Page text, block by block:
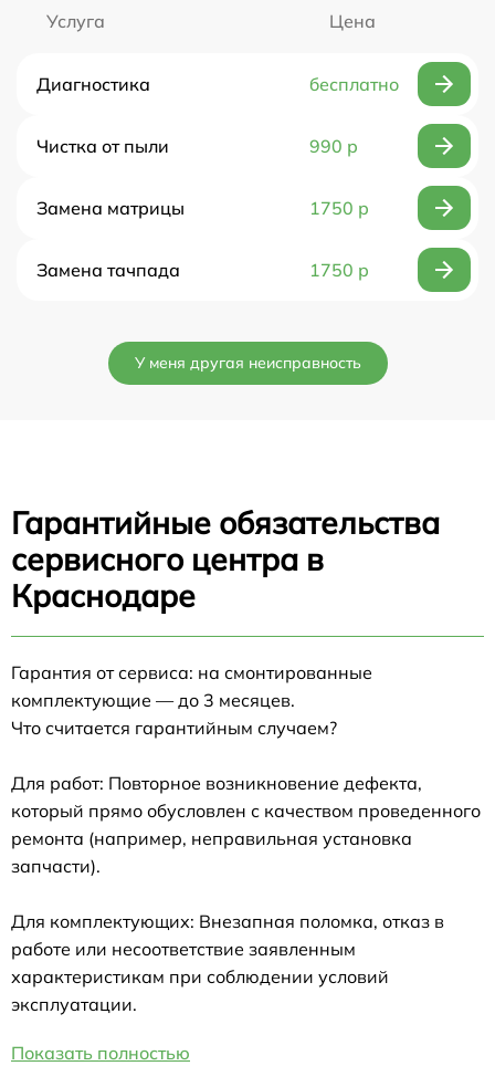
Услуга Цена
Диагностика бесплатно
Чистка от пыли 990 р
Замена матрицы 1750 р
Замена тачпада 1750 р
У меня другая неисправность
Гарантийные обязательства
сервисного центра в
Краснодаре
Гарантия от сервиса: на смонтированные
комплектующие — до 3 месяцев.
Что считается гарантийным случаем?
Для работ: Повторное возникновение дефекта,
который прямо обусловлен с качеством проведенного
ремонта (например, неправильная установка
запчасти).
Для комплектующих: Внезапная поломка, отказ в
работе или несоответствие заявленным
характеристикам при соблюдении условий
эксплуатации.
Показать полностью